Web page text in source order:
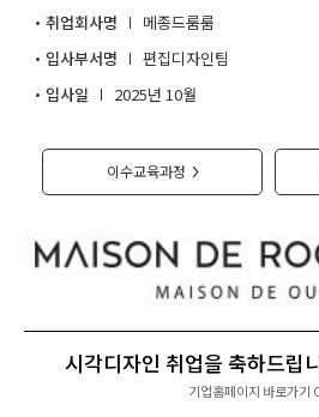
취업지원센터
고객상담센터
취업회사명
메종드룸룸
입사부서명
편집디자인팀
입사일
2025년 10월
이수교육과정 >
시각디자인 취업을 축하드
기업홈페이지 바로가기